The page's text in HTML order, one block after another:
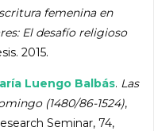
femenina en
El desafío religioso
2015.
Luengo Balbás. Las
(1480/86-1524),
Seminar, 74,